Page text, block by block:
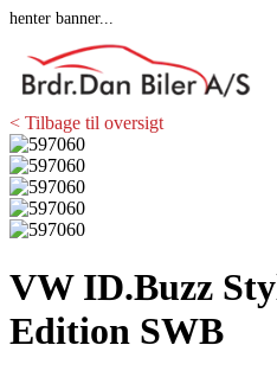
henter banner...
< Tilbage til oversigt
VW ID.Buzz
Edition SWB